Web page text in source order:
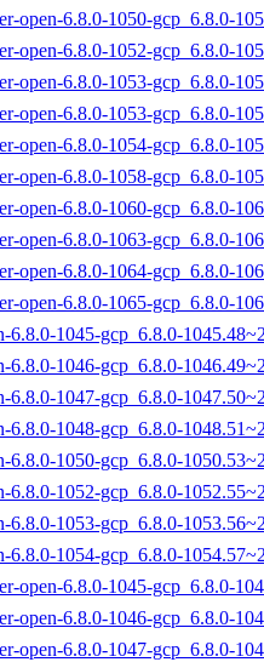
open-6.8.0-1050-gcp_6.8.0-
open-6.8.0-1052-gcp_6.8.0-
open-6.8.0-1053-gcp_6.8.0-
open-6.8.0-1053-gcp_6.8.0-
open-6.8.0-1054-gcp_6.8.0-
open-6.8.0-1058-gcp_6.8.0-
open-6.8.0-1060-gcp_6.8.0-
open-6.8.0-1063-gcp_6.8.0-
open-6.8.0-1064-gcp_6.8.0-
open-6.8.0-1065-gcp_6.8.0-
1045-gcp_6.8.0-
1046-gcp_6.8.0-
1047-gcp_6.8.0-
1048-gcp_6.8.0-
1050-gcp_6.8.0-
1052-gcp_6.8.0-
1053-gcp_6.8.0-
1054-gcp_6.8.0-
open-6.8.0-1045-gcp_6.8.0-
open-6.8.0-1046-gcp_6.8.0-
open-6.8.0-1047-gcp_6.8.0-